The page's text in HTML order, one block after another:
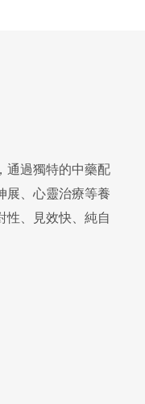
通過獨特的中藥配
展、心靈治療等養
性、見效快、純自